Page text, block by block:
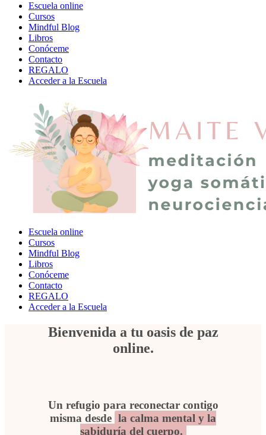
Escuela online
Cursos
Mindful Blog
Libros
Conóceme
Contacto
REGALO
Acceder a la Escuela
Escuela online
Cursos
Mindful Blog
Libros
Conóceme
Contacto
REGALO
Acceder a la Escuela
Bienvenida a tu oasis de paz
online.
Un refugio para reconectar contigo
misma desde la calma mental y la
sabiduría del cuerpo.